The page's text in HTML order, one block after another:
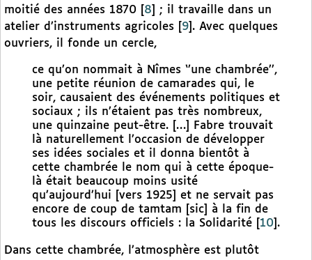
moitié des années 1870
8
; il travaille dans un
atelier d’instruments agricoles
9 . Avec quelques
ouvriers, il fonde un cercle,
ce qu’on nommait à Nîmes ‘’une chambrée’’,
une petite réunion de camarades qui, le
soir, causaient des événements politiques et
sociaux ; ils n’étaient pas très nombreux,
une quinzaine peut-être. […] Fabre trouvait
là naturellement l’occasion de développer
ses idées sociales et il donna bientôt à
cette chambrée le nom qui à cette époque-
là était beaucoup moins usité
qu’aujourd’hui [vers 1925] et ne servait pas
encore de coup de tamtam [sic] à la fin de
tous les discours officiels : la Solidarité
10 .
Dans cette chambrée, l’atmosphère est plutôt